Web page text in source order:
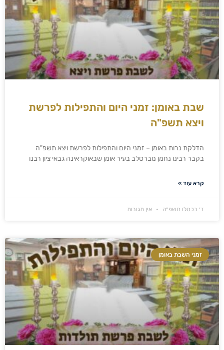
שבת באומן: זמני היום והתפילות לפרשת
ויצא תשפ"ה
הדלקת נרות באומן – זמני היום והתפילות לפרשת ויצא תשפ"ה
בקבר רבינו נחמן מברסלב בעיר אומן שבאוקראינה גבאי ציון רבנו
קרא עוד »
ד׳ בכסלו תשפ״ה אין תגובות
זמני השבת באומן